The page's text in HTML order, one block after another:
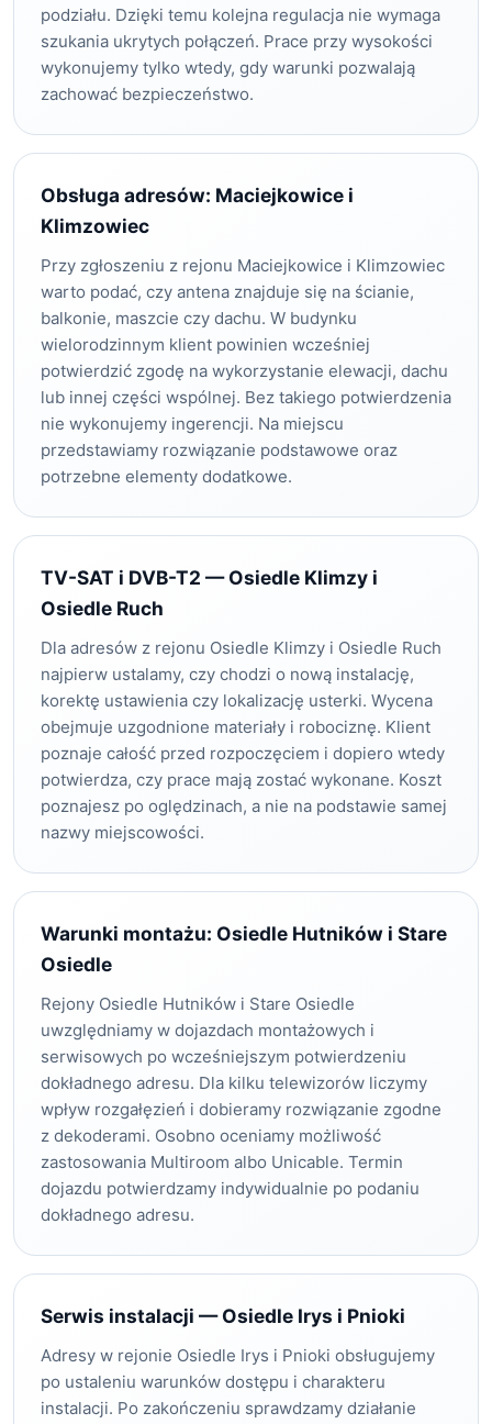
podziału. Dzięki temu kolejna regulacja nie wymaga
szukania ukrytych połączeń. Prace przy wysokości
wykonujemy tylko wtedy, gdy warunki pozwalają
zachować bezpieczeństwo.
Obsługa adresów: Maciejkowice i
Klimzowiec
Przy zgłoszeniu z rejonu Maciejkowice i Klimzowiec
warto podać, czy antena znajduje się na ścianie,
balkonie, maszcie czy dachu. W budynku
wielorodzinnym klient powinien wcześniej
potwierdzić zgodę na wykorzystanie elewacji, dachu
lub innej części wspólnej. Bez takiego potwierdzenia
nie wykonujemy ingerencji. Na miejscu
przedstawiamy rozwiązanie podstawowe oraz
potrzebne elementy dodatkowe.
TV-SAT i DVB-T2 — Osiedle Klimzy i
Osiedle Ruch
Dla adresów z rejonu Osiedle Klimzy i Osiedle Ruch
najpierw ustalamy, czy chodzi o nową instalację,
korektę ustawienia czy lokalizację usterki. Wycena
obejmuje uzgodnione materiały i robociznę. Klient
poznaje całość przed rozpoczęciem i dopiero wtedy
potwierdza, czy prace mają zostać wykonane. Koszt
poznajesz po oględzinach, a nie na podstawie samej
nazwy miejscowości.
Warunki montażu: Osiedle Hutników i Stare
Osiedle
Rejony Osiedle Hutników i Stare Osiedle
uwzględniamy w dojazdach montażowych i
serwisowych po wcześniejszym potwierdzeniu
dokładnego adresu. Dla kilku telewizorów liczymy
wpływ rozgałęzień i dobieramy rozwiązanie zgodne
z dekoderami. Osobno oceniamy możliwość
zastosowania Multiroom albo Unicable. Termin
dojazdu potwierdzamy indywidualnie po podaniu
dokładnego adresu.
Serwis instalacji — Osiedle Irys i Pnioki
Adresy w rejonie Osiedle Irys i Pnioki obsługujemy
po ustaleniu warunków dostępu i charakteru
instalacji. Po zakończeniu sprawdzamy działanie